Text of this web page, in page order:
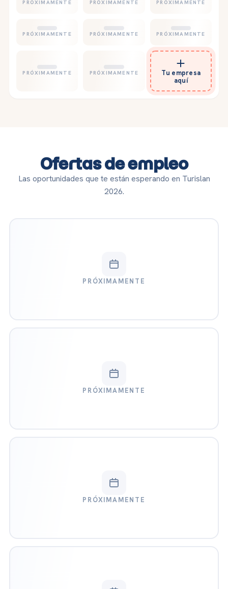
Tu empresa
aquí
Ofertas de empleo
Las oportunidades que te están esperando en Turislan
2026.
PRÓXIMAMENTE
PRÓXIMAMENTE
PRÓXIMAMENTE